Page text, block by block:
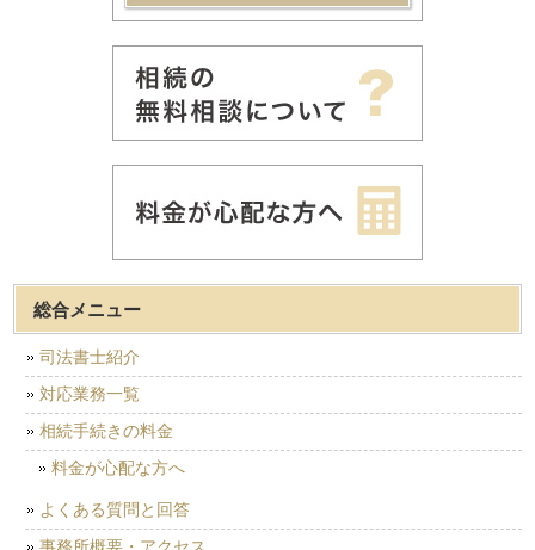
総合メニュー
司法書士紹介
対応業務一覧
相続手続きの料金
料金が心配な方へ
よくある質問と回答